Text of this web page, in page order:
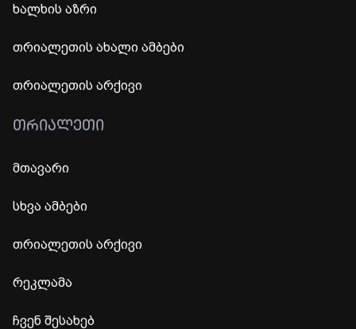
ხალხის აზრი
თრიალეთის ახალი ამბები
თრიალეთის არქივი
ᲗᲠᲘᲐᲚᲔᲗᲘ
მთავარი
სხვა ამბები
თრიალეთის არქივი
რეკლამა
ჩვენ შესახებ